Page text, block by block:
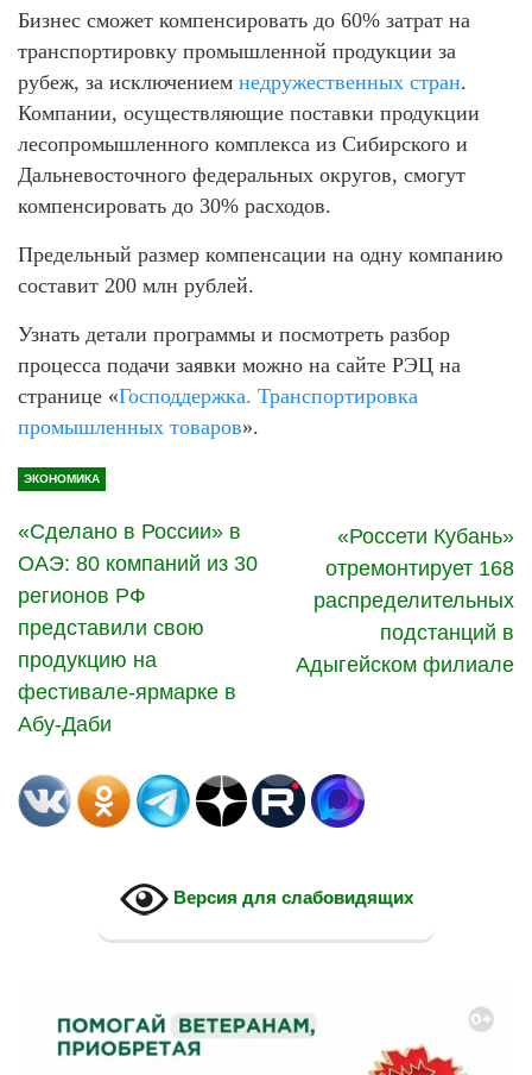
Бизнес сможет компенсировать до 60% затрат на
транспортировку промышленной продукции за
рубеж, за исключением недружественных стран.
Компании, осуществляющие поставки продукции
лесопромышленного комплекса из Сибирского и
Дальневосточного федеральных округов, смогут
компенсировать до 30% расходов.
Предельный размер компенсации на одну компанию
составит 200 млн рублей.
Узнать детали программы и посмотреть разбор
процесса подачи заявки можно на сайте РЭЦ на
странице «Господдержка. Транспортировка
промышленных товаров».
ЭКОНОМИКА
«Сделано в России» в
ОАЭ: 80 компаний из 30
регионов РФ
представили свою
продукцию на
фестивале-ярмарке в
Абу-Даби
«Россети Кубань»
отремонтирует 168
распределительных
подстанций в
Адыгейском филиале
Версия для слабовидящих